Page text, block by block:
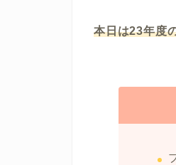
本日は23年度